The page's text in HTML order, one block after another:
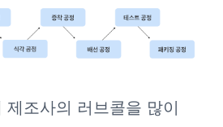
제조사의 러브콜을 많이